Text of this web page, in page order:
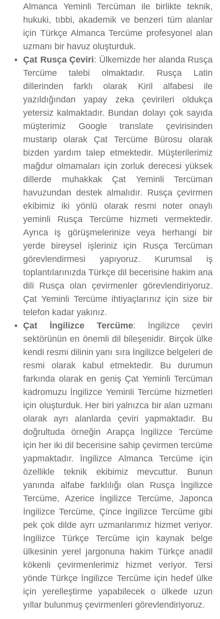
Almanca Yeminli Tercüman ile birlikte teknik,
hukuki, tıbbi, akademik ve benzeri tüm alanlar
için Türkçe Almanca Tercüme profesyonel alan
uzmanı bir havuz oluşturduk.
Çat Rusça Çeviri: Ülkemizde her alanda Rusça
Tercüme talebi olmaktadır. Rusça Latin
dillerinden farklı olarak Kiril alfabesi ile
yazıldığından yapay zeka çevirileri oldukça
yetersiz kalmaktadır. Bundan dolayı çok sayıda
müşterimiz Google translate çevirisinden
mustarip olarak Çat Tercüme Bürosu olarak
bizden yardım talep etmektedir. Müşterilerimiz
mağdur olmamaları için zorluk derecesi yüksek
dillerde muhakkak Çat Yeminli Tercüman
havuzundan destek almalıdır. Rusça çevirmen
ekibimiz iki yönlü olarak resmi noter onaylı
yeminli Rusça Tercüme hizmeti vermektedir.
Ayrıca iş görüşmelerinize veya herhangi bir
yerde bireysel işleriniz için Rusça Tercüman
görevlendirmesi yapıyoruz. Kurumsal iş
toplantılarınızda Türkçe dil becerisine hakim ana
dili Rusça olan çevirmenler görevlendiriyoruz.
Çat Yeminli Tercüme ihtiyaçlarınız için size bir
telefon kadar yakınız.
Çat İngilizce Tercüme: İngilizce çeviri
sektörünün en önemli dil bileşenidir. Birçok ülke
kendi resmi dilinin yanı sıra İngilizce belgeleri de
resmi olarak kabul etmektedir. Bu durumun
farkında olarak en geniş Çat Yeminli Tercüman
kadromuzu İngilizce Yeminli Tercüme hizmetleri
için oluşturduk. Her biri yalnızca bir alan uzmanı
olarak ayrı alanlarda çeviri yapmaktadır. Bu
doğrultuda örneğin Arapça İngilizce Tercüme
için her iki dil becerisine sahip çevirmen tercüme
yapmaktadır. İngilizce Almanca Tercüme için
özellikle teknik ekibimiz mevcuttur. Bunun
yanında alfabe farklılığı olan Rusça İngilizce
Tercüme, Azerice İngilizce Tercüme, Japonca
İngilizce Tercüme, Çince İngilizce Tercüme gibi
pek çok dilde ayrı uzmanlarımız hizmet veriyor.
İngilizce Türkçe Tercüme için kaynak belge
ülkesinin yerel jargonuna hakim Türkçe anadil
kökenli çevirmenlerimiz hizmet veriyor. Tersi
yönde Türkçe İngilizce Tercüme için hedef ülke
için yerelleştirme yapabilecek o ülkede uzun
yıllar bulunmuş çevirmenleri görevlendiriyoruz.